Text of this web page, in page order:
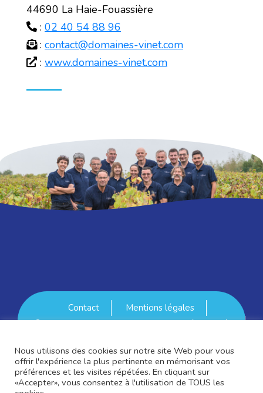
44690 La Haie-Fouassière
: 02 40 54 88 96
: contact@domaines-vinet.com
: www.domaines-vinet.com
Contact
Mentions légales
© La Haye Fouassiere Le cru 2026 - Développé
Se connecter
Nous utilisons des cookies sur notre site Web pour vous
offrir l'expérience la plus pertinente en mémorisant vos
préférences et les visites répétées. En cliquant sur
«Accepter», vous consentez à l'utilisation de TOUS les